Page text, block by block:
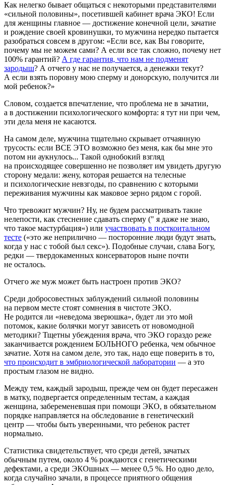
Как нелегко бывает общаться с некоторыми представителями
«сильной половины», посетившей кабинет врача ЭКО! Если
для женщины главное — достижение конечной цели, зачатие
и рождение своей кровинушки, то мужчина нередко пытается
разобраться совсем в другом: «Если все, как Вы говорите,
почему мы не можем сами? А если все так сложно, почему нет
100% гарантий? А где гарантия, что нам не подменят
зародыш? А отчего у нас не получается, а денежки текут?
А если взять поровну мою сперму и донорскую, получится ли
мой ребенок?»
Словом, создается впечатление, что проблема не в зачатии,
а в достижении психологического комфорта: я тут ни при чем,
эти дела меня не касаются.
На самом деле, мужчина тщательно скрывает отчаянную
трусость: если ВСЕ ЭТО возможно без меня, как бы мне это
потом ни аукнулось... Такой однобокий взгляд
на происходящее совершенно не позволяет им увидеть другую
сторону медали: жену, которая решается на телесные
и психологические невзгоды, по сравнению с которыми
переживания мужчины как маковое зерно рядом с горой.
Что тревожит мужчин? Ну, не будем рассматривать такие
нелепости, как стеснение сдавать сперму (" я даже не знаю,
что такое мастурбация«) или участвовать в посткоитальном
тесте («это же неприлично — посторонние люди будут знать,
когда у нас с тобой был секс»). Подобные случаи, слава Богу,
редки — твердокаменных консерваторов ныне почти
не осталось.
Отчего же муж может быть настроен против ЭКО?
Среди добросовестных заблуждений сильной половины
на первом месте стоят сомнения в чистоте ЭКО.
Не родится ли «неведома зверюшка», будет ли это мой
потомок, какие болячки могут зависеть от новомодной
методики? Тщетны убеждения врача, что ЭКО гораздо реже
заканчивается рождением БОЛЬНОГО ребенка, чем обычное
зачатие. Хотя на самом деле, это так, надо еще поверить в то,
что происходит в эмбриологической лаборатории — а это
простым глазом не видно.
Между тем, каждый зародыш, прежде чем он будет пересажен
в матку, подвергается определенным тестам, а каждая
женщина, забеременевшая при помощи ЭКО, в обязательном
порядке направляется на обследование в генетический
центр — чтобы быть уверенными, что ребенок растет
нормально.
Статистика свидетельствует, что среди детей, зачатых
обычным путем, около 4 % рождаются с генетическими
дефектами, а среди ЭКОшных — менее 0,5 %. Но одно дело,
когда случайно зачали, в процессе приятного общения